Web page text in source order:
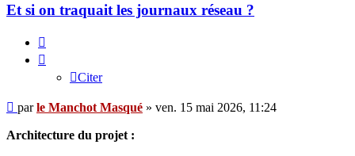
Et si on traquait les journaux réseau ?
Citer
Message
parle Manchot Masqué » ven. 15 mai 2026, 11:24
Architecture du projet :